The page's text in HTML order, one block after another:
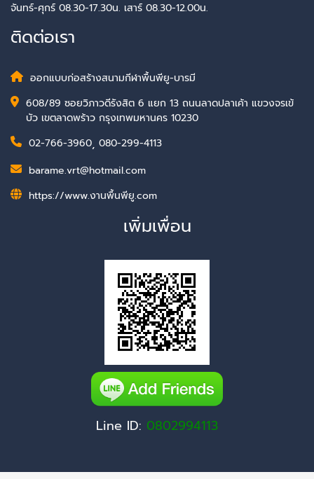
จันทร์-ศุกร์ 08.30-17.30น. เสาร์ 08.30-12.00น.
ติดต่อเรา
ออกแบบก่อสร้างสนามกีฬาพื้นพียู-บารมี
608/89 ซอยวิภาวดีรังสิต 6 แยก 13 ถนนลาดปลาเค้า แขวงจรเข้
บัว เขตลาดพร้าว กรุงเทพมหานคร 10230
02-766-3960, 080-299-4113
barame.vrt@hotmail.com
https://www.งานพื้นพียู.com
เพิ่มเพื่อน
Line ID: 0802994113